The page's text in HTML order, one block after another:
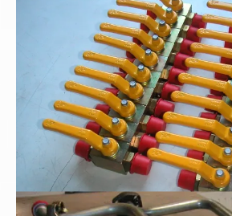
Rohrbogenfertigung